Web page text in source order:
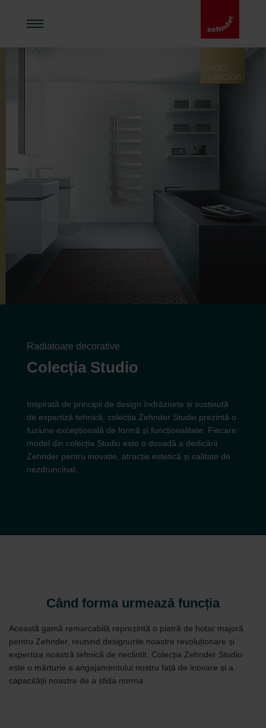
Radiatoare decorative
Colecția Studio
Inspirată de principii de design îndrăznețe și susținută
de expertiză tehnică, colecția Zehnder Studio prezintă o
fuziune excepțională de formă și funcționalitate. Fiecare
model din colecția Studio este o dovadă a dedicării
Zehnder pentru inovație, atracție estetică și calitate de
nezdruncinat.
Când forma urmează funcția
Această gamă remarcabilă reprezintă o piatră de hotar majoră
pentru Zehnder, reunind designurile noastre revoluționare și
expertiza noastră tehnică de neclintit. Colecția Zehnder Studio
este o mărturie a angajamentului nostru față de inovare și a
capacității noastre de a sfida norma.